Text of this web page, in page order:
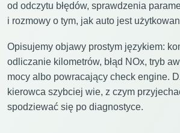
od odczytu błędów, sprawdzenia
i rozmowy o tym, jak auto jest
Opisujemy objawy prostym językiem:
odliczanie kilometrów, błąd NOx, tryb
mocy albo powracający check engine.
kierowca szybciej wie, z czym
spodziewać się po diagnostyce.